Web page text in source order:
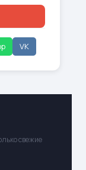
VK
свежие